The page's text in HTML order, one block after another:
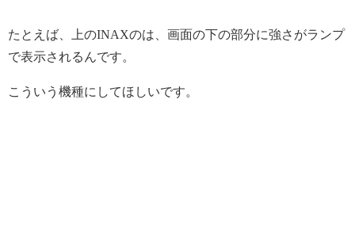
たとえば、上のINAXのは、画面の下の部分に強さがランプ
で表示されるんです。
こういう機種にしてほしいです。